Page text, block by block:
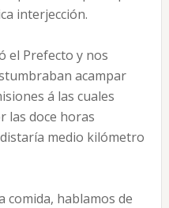
interjección.
el Prefecto y nos
acampar
á las cuales
las doce horas
medio kilómetro
hablamos de